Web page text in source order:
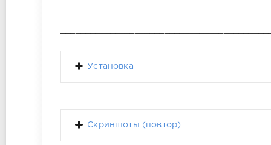
Установка
Скриншоты (повтор)